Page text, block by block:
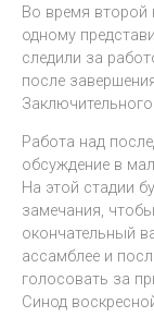
Во время второй
одному
следили за
после
Работа над
обсуждение в
На этой стадии
замечания,
окончательный
ассамблее и
голосовать за
Синод